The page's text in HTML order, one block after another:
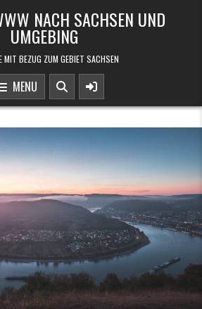
NACH SACHSEN UND
UMGEBING
MIT BEZUG ZUM GEBIET SACHSEN
MENU